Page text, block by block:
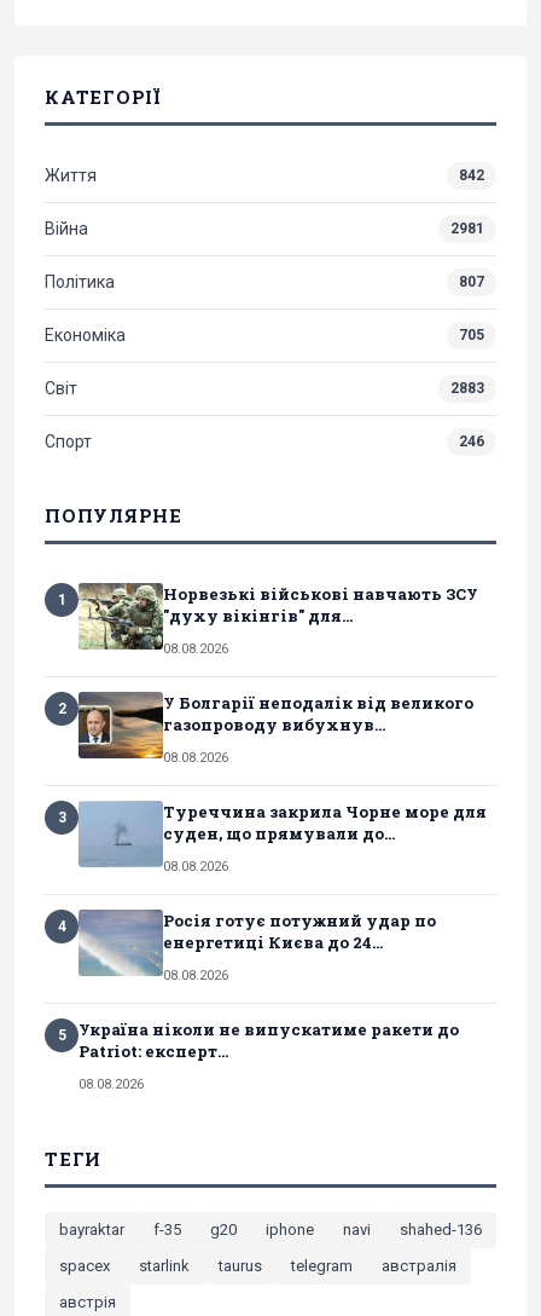
КАТЕГОРІЇ
Життя 842
Війна 2981
Політика 807
Економіка 705
Світ 2883
Спорт 246
ПОПУЛЯРНЕ
1
Норвезькі військові навчають ЗСУ
"духу вікінгів" для...
08.08.2026
2
У Болгарії неподалік від великого
газопроводу вибухнув...
08.08.2026
3
Туреччина закрила Чорне море для
суден, що прямували до...
08.08.2026
4
Росія готує потужний удар по
енергетиці Києва до 24...
08.08.2026
5
Україна ніколи не випускатиме ракети до
Patriot: експерт...
08.08.2026
ТЕГИ
bayraktar f-35 g20 iphone navi
shahed-136
spacex
starlink taurus telegram
австралія
австрія